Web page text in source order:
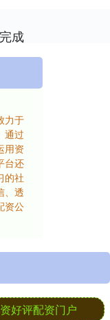
成
力于
通过
用资
台还
的社
、透
资公
好评配资门户